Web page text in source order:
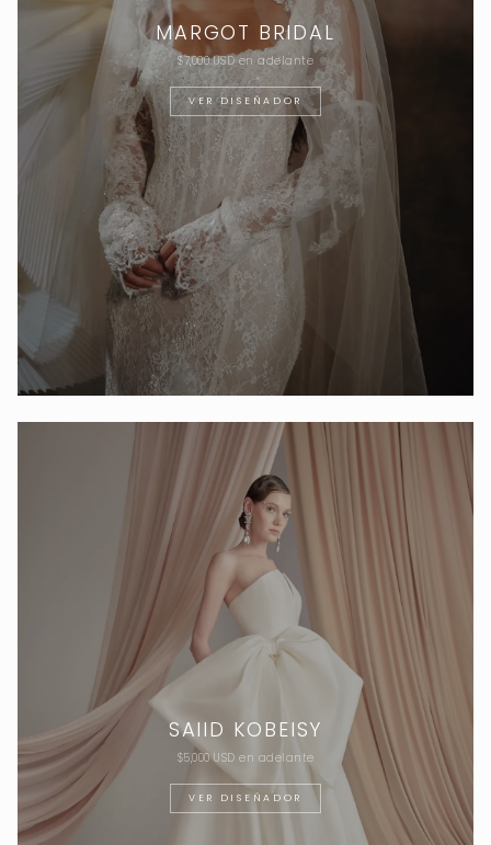
MARGOT BRIDAL
$7,000 USD en adelante
VER DISEÑADOR
SAIID KOBEISY
$5,000 USD en adelante
VER DISEÑADOR